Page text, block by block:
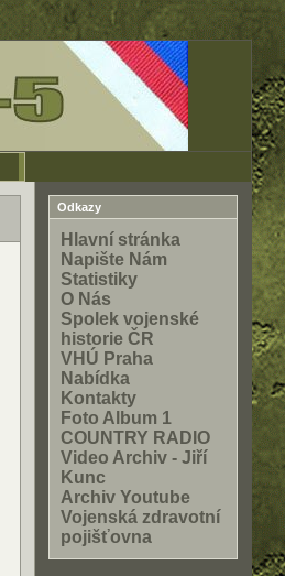
Odkazy
Hlavní stránka
Napište Nám
Statistiky
O Nás
Spolek vojenské
historie ČR
VHÚ Praha
Nabídka
Kontakty
Foto Album 1
COUNTRY RADIO
Video Archiv - Jiří
Kunc
Archiv Youtube
Vojenská zdravotní
pojišťovna